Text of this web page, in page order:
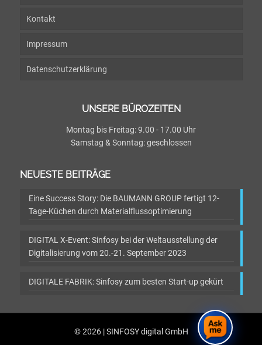
Kontakt
Impressum
Datenschutzerklärung
UNSERE BÜROZEITEN
Montag bis Freitag: 9.00 - 17.00 Uhr
Samstag & Sonntag: geschlossen
NEUESTE BEITRÄGE
Eine Success Story: Die BAUMANN GROUP fertigt 12-
Tage-Küchen durch Materialflussoptimierung
DIGITAL X-Event: Sinfosy bei der Weltausstellung der
Digitalisierung vom 20.-21. September 2023
DIGITALE FABRIK: Sinfosy zum besten Start-up gekürt
© 2026 | SINFOSY digital GmbH